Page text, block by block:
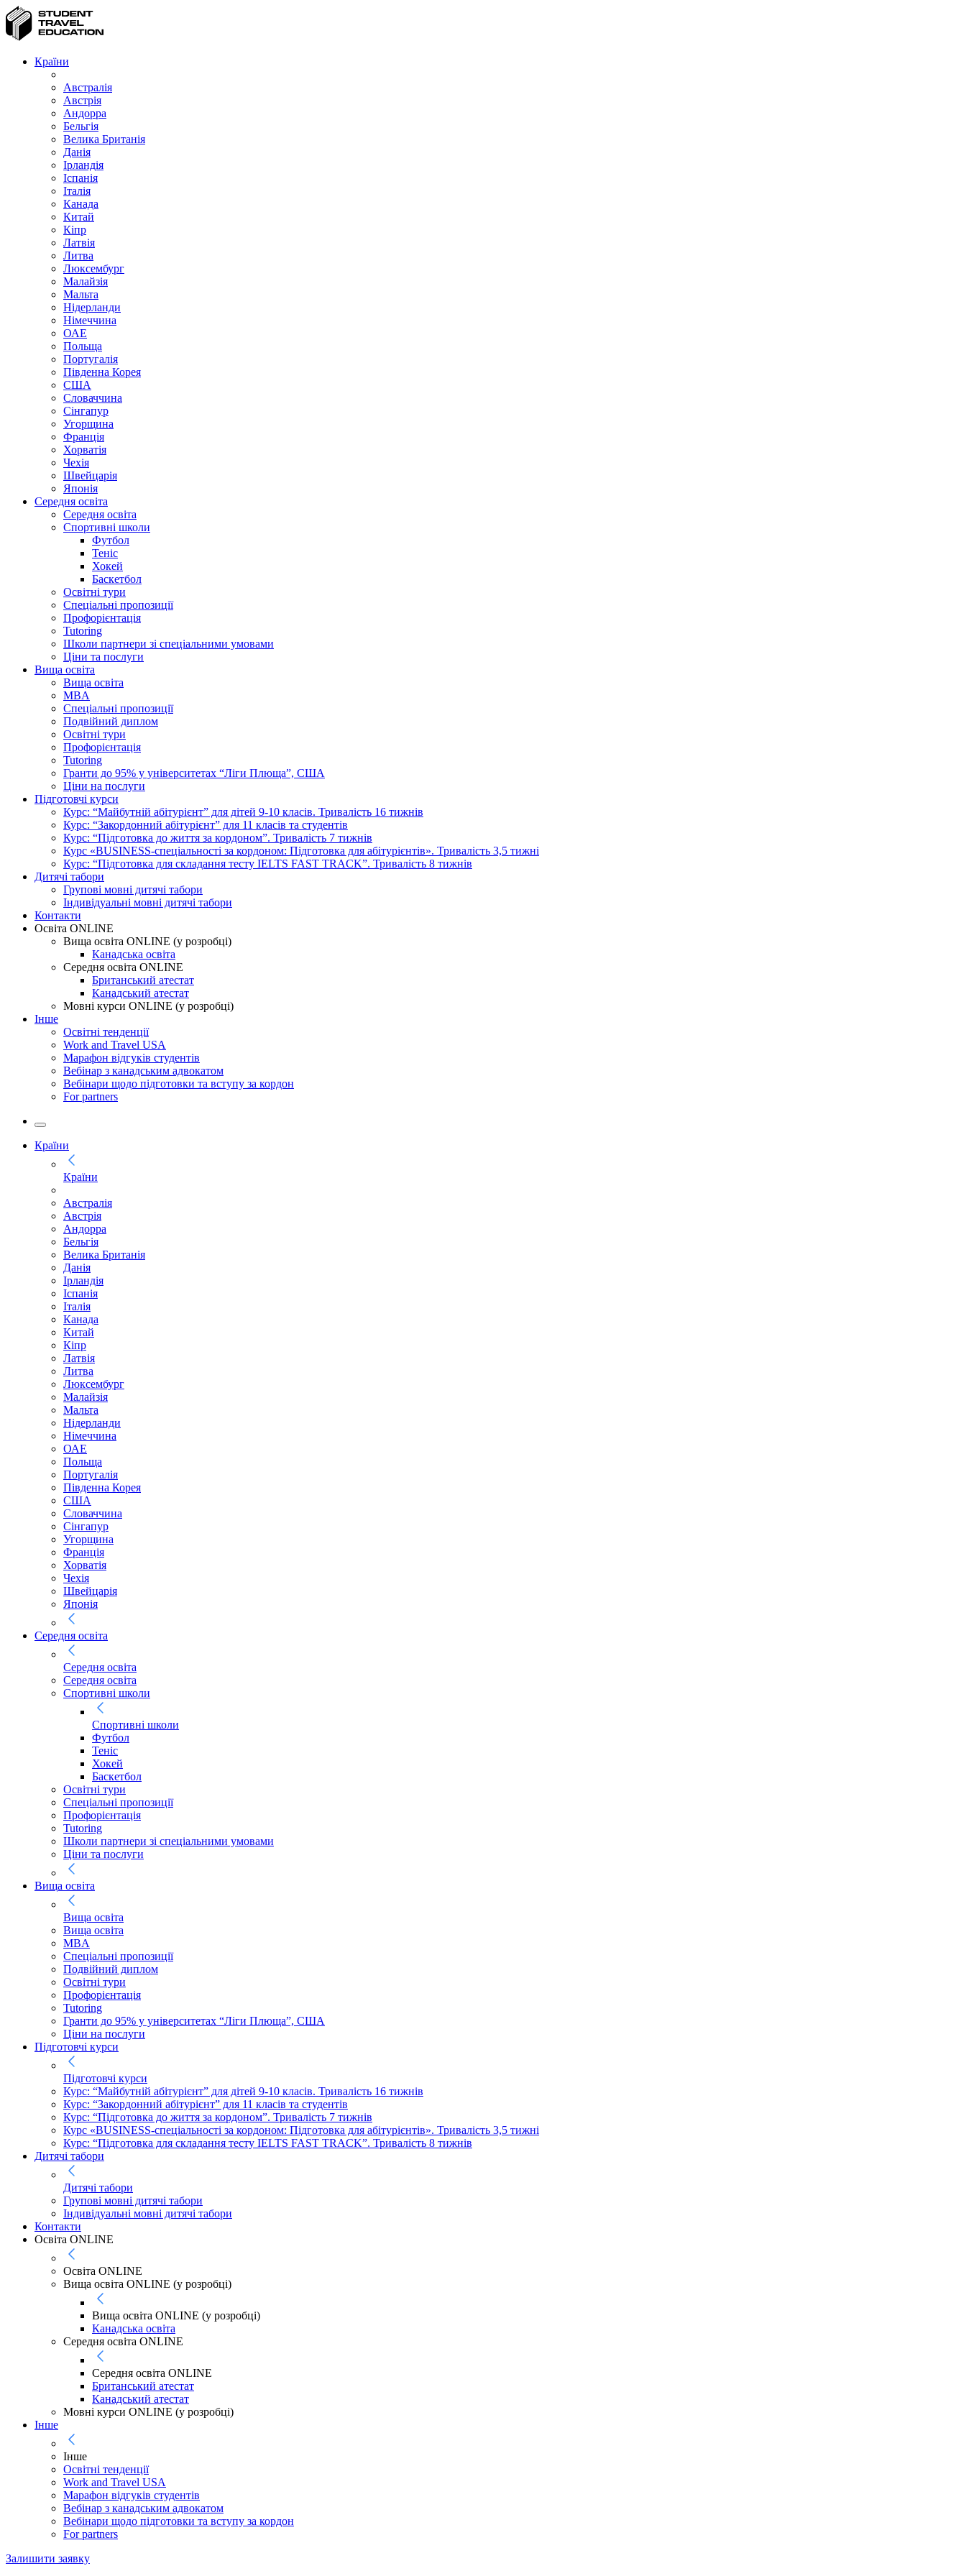
Країни
Австралія
Австрія
Андорра
Бельгія
Велика Британія
Данія
Ірландія
Іспанія
Італія
Канада
Китай
Кіпр
Латвія
Литва
Люксембург
Малайзія
Мальта
Нідерланди
Німеччина
ОАЕ
Польща
Португалія
Південна Корея
США
Словаччина
Сінгапур
Угорщина
Франція
Хорватія
Чехія
Швейцарія
Японія
Середня освіта
Середня освіта
Спортивні школи
Футбол
Теніс
Хокей
Баскетбол
Освітні тури
Спеціальні пропозиції
Профорієнтація
Tutoring
Школи партнери зі спеціальними умовами
Ціни та послуги
Вища освіта
Вища освіта
MBA
Спеціальні пропозиції
Подвійний диплом
Освітні тури
Профорієнтація
Tutoring
Гранти до 95% у університетах “Ліги Плюща”, США
Ціни на послуги
Підготовчі курси
Курс: “Майбутній абітурієнт” для дітей 9-10 класів. Тривалість 16 тижнів
Курс: “Закордонний абітурієнт” для 11 класів та студентів
Курс: “Підготовка до життя за кордоном”. Тривалість 7 тижнів
Курс «BUSINESS-спеціальності за кордоном: Підготовка для абітурієнтів». Тривалість 3,5 тижні
Курс: “Підготовка для складання тесту IELTS FAST TRACK”. Тривалість 8 тижнів
Дитячі табори
Групові мовні дитячі табори
Індивідуальні мовні дитячі табори
Контакти
Освіта ONLINE
Вища освіта ONLINE (у розробці)
Канадська освіта
Середня освіта ONLINE
Британський атестат
Канадський атестат
Мовні курси ONLINE (у розробці)
Інше
Освітні тенденції
Work and Travel USA
Марафон відгуків студентів
Вебінар з канадським адвокатом
Вебінари щодо підготовки та вступу за кордон
For partners
Країни
Країни
Австралія
Австрія
Андорра
Бельгія
Велика Британія
Данія
Ірландія
Іспанія
Італія
Канада
Китай
Кіпр
Латвія
Литва
Люксембург
Малайзія
Мальта
Нідерланди
Німеччина
ОАЕ
Польща
Португалія
Південна Корея
США
Словаччина
Сінгапур
Угорщина
Франція
Хорватія
Чехія
Швейцарія
Японія
Середня освіта
Середня освіта
Середня освіта
Спортивні школи
Спортивні школи
Футбол
Теніс
Хокей
Баскетбол
Освітні тури
Спеціальні пропозиції
Профорієнтація
Tutoring
Школи партнери зі спеціальними умовами
Ціни та послуги
Вища освіта
Вища освіта
Вища освіта
MBA
Спеціальні пропозиції
Подвійний диплом
Освітні тури
Профорієнтація
Tutoring
Гранти до 95% у університетах “Ліги Плюща”, США
Ціни на послуги
Підготовчі курси
Підготовчі курси
Курс: “Майбутній абітурієнт” для дітей 9-10 класів. Тривалість 16 тижнів
Курс: “Закордонний абітурієнт” для 11 класів та студентів
Курс: “Підготовка до життя за кордоном”. Тривалість 7 тижнів
Курс «BUSINESS-спеціальності за кордоном: Підготовка для абітурієнтів». Тривалість 3,5 тижні
Курс: “Підготовка для складання тесту IELTS FAST TRACK”. Тривалість 8 тижнів
Дитячі табори
Дитячі табори
Групові мовні дитячі табори
Індивідуальні мовні дитячі табори
Контакти
Освіта ONLINE
Освіта ONLINE
Вища освіта ONLINE (у розробці)
Вища освіта ONLINE (у розробці)
Канадська освіта
Середня освіта ONLINE
Середня освіта ONLINE
Британський атестат
Канадський атестат
Мовні курси ONLINE (у розробці)
Інше
Інше
Освітні тенденції
Work and Travel USA
Марафон відгуків студентів
Вебінар з канадським адвокатом
Вебінари щодо підготовки та вступу за кордон
For partners
Залишити заявку